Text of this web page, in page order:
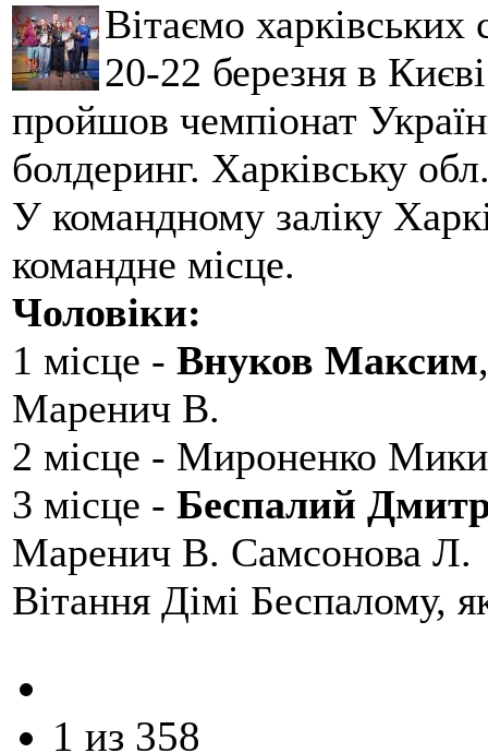
Вітаємо
20-22 березня в
пройшов чемпіонат
болдеринг. Харківську
У командному заліку
командне місце.
Чоловіки:
1 місце - Внуков Максим
Маренич В.
2 місце - Мироненко
3 місце - Беспалий
Маренич В. Самсонова Л.
Вітання Дімі Беспалому,
1 из 358